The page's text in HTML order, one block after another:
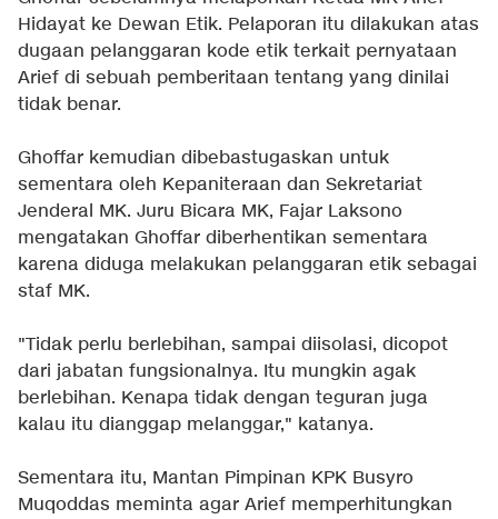
Hidayat ke Dewan Etik. Pelaporan itu dilakukan atas
dugaan pelanggaran kode etik terkait pernyataan
Arief di sebuah pemberitaan tentang yang dinilai
tidak benar.
Ghoffar kemudian dibebastugaskan untuk
sementara oleh Kepaniteraan dan Sekretariat
Jenderal MK. Juru Bicara MK, Fajar Laksono
mengatakan Ghoffar diberhentikan sementara
karena diduga melakukan pelanggaran etik sebagai
staf MK.
"Tidak perlu berlebihan, sampai diisolasi, dicopot
dari jabatan fungsionalnya. Itu mungkin agak
berlebihan. Kenapa tidak dengan teguran juga
kalau itu dianggap melanggar," katanya.
Sementara itu, Mantan Pimpinan KPK Busyro
Muqoddas meminta agar Arief memperhitungkan